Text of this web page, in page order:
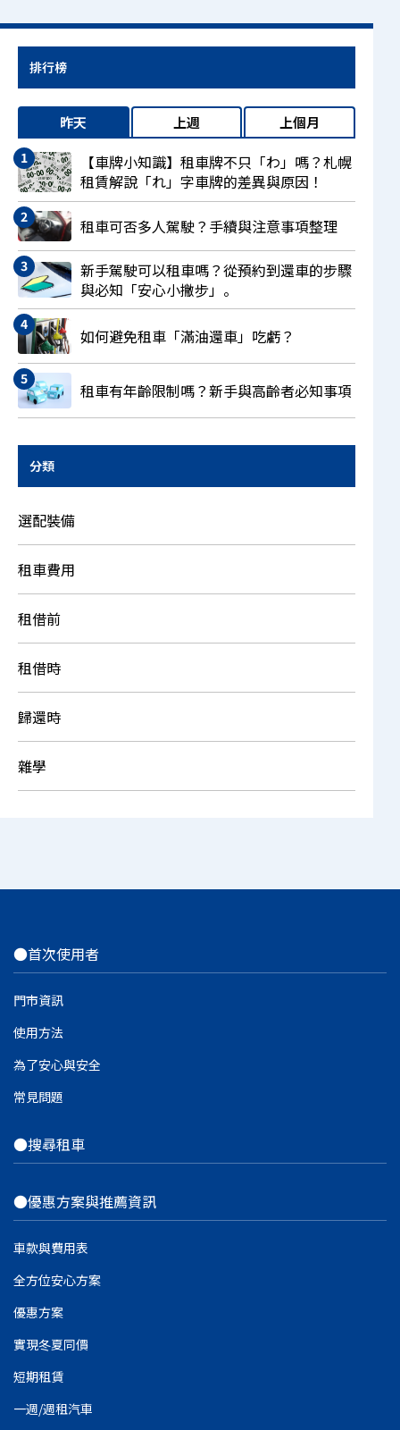
排行榜
昨天 上週 上個月
【車牌小知識】租車牌不只「わ」嗎？札幌
租賃解說「れ」字車牌的差異與原因！
租車可否多人駕駛？手續與注意事項整理
新手駕駛可以租車嗎？從預約到還車的步驟
與必知「安心小撇步」。
如何避免租車「滿油還車」吃虧？
租車有年齡限制嗎？新手與高齡者必知事項
分類
選配裝備
租車費用
租借前
租借時
歸還時
雜學
●首次使用者
門市資訊
使用方法
為了安心與安全
常見問題
●搜尋租車
●優惠方案與推薦資訊
車款與費用表
全方位安心方案
優惠方案
實現冬夏同價
短期租賃
一週/週租汽車